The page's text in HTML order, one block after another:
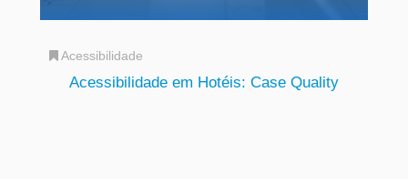
Acessibilidade
Acessibilidade em Hotéis: Case Quality